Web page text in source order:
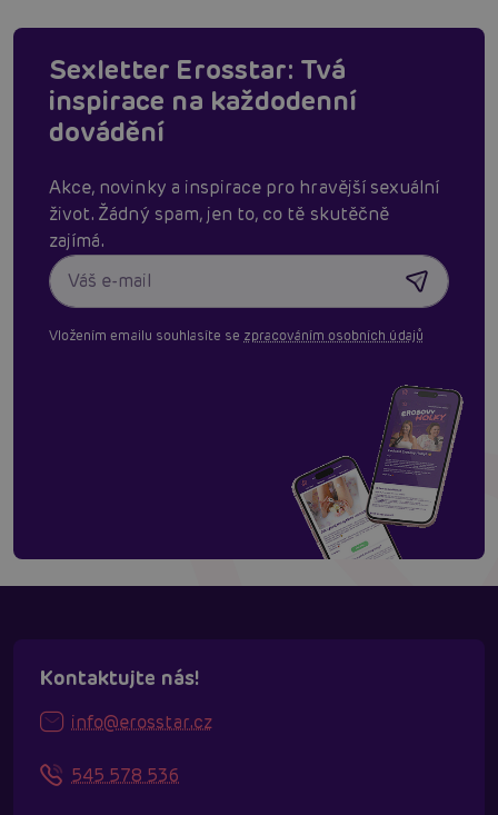
Sexletter Erosstar: Tvá
inspirace na každodenní
dovádění
Akce, novinky a inspirace pro hravější sexuální
život. Žádný spam, jen to, co tě skutěčně
zajímá.
Vložením emailu souhlasíte se zpracováním osobních údajů
Kontaktujte nás!
info@erosstar.cz
545 578 536